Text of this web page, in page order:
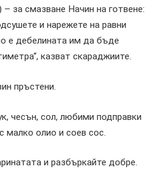
за смазване Начин на готвене:
и нарежете на равни
е дебелината им да бъде
казват скараджиите.
пръстени.
чесън, сол, любими подправки
малко олио и соев сос.
и разбъркайте добре.